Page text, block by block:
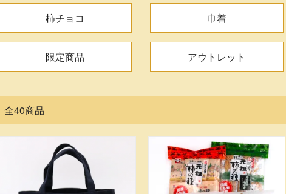
柿チョコ 巾着
限定商品 アウトレット
全40商品